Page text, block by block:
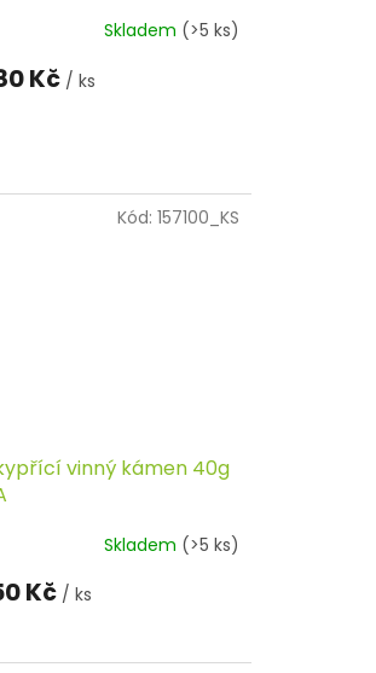
Skladem (>5 ks)
Kč / ks
vinný kámen 40g
Skladem (>5 ks)
Kč / ks
Kód: 157100_KS